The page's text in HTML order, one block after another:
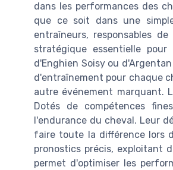
dans les performances des
que ce soit dans une
entraîneurs, responsables
stratégique essentielle
d'Enghien Soisy ou
d'entraînement pour chaque
autre événement marquant.
Dotés de compétences
l'endurance du cheval. Leur
faire toute la différence lors
pronostics précis, exploitant
permet d'optimiser les